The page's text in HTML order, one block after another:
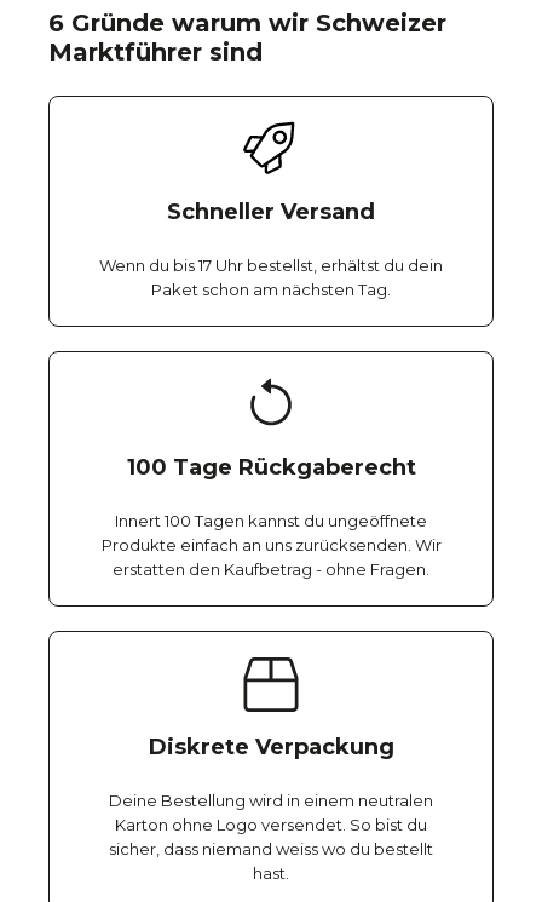
6 Gründe warum wir Schweizer
Marktführer sind
Schneller Versand
Wenn du bis 17 Uhr bestellst, erhältst du dein
Paket schon am nächsten Tag.
100 Tage Rückgaberecht
Innert 100 Tagen kannst du ungeöffnete
Produkte einfach an uns zurücksenden. Wir
erstatten den Kaufbetrag - ohne Fragen.
Diskrete Verpackung
Deine Bestellung wird in einem neutralen
Karton ohne Logo versendet. So bist du
sicher, dass niemand weiss wo du bestellt
hast.